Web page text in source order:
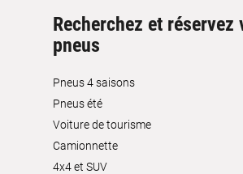
Recherchez et réservez
pneus
Pneus 4 saisons
Pneus été
Voiture de tourisme
Camionnette
4x4 et SUV